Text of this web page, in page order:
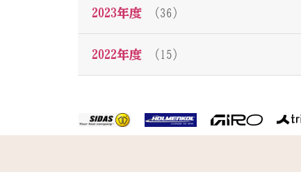
2023年度 （36）
2022年度 （15）